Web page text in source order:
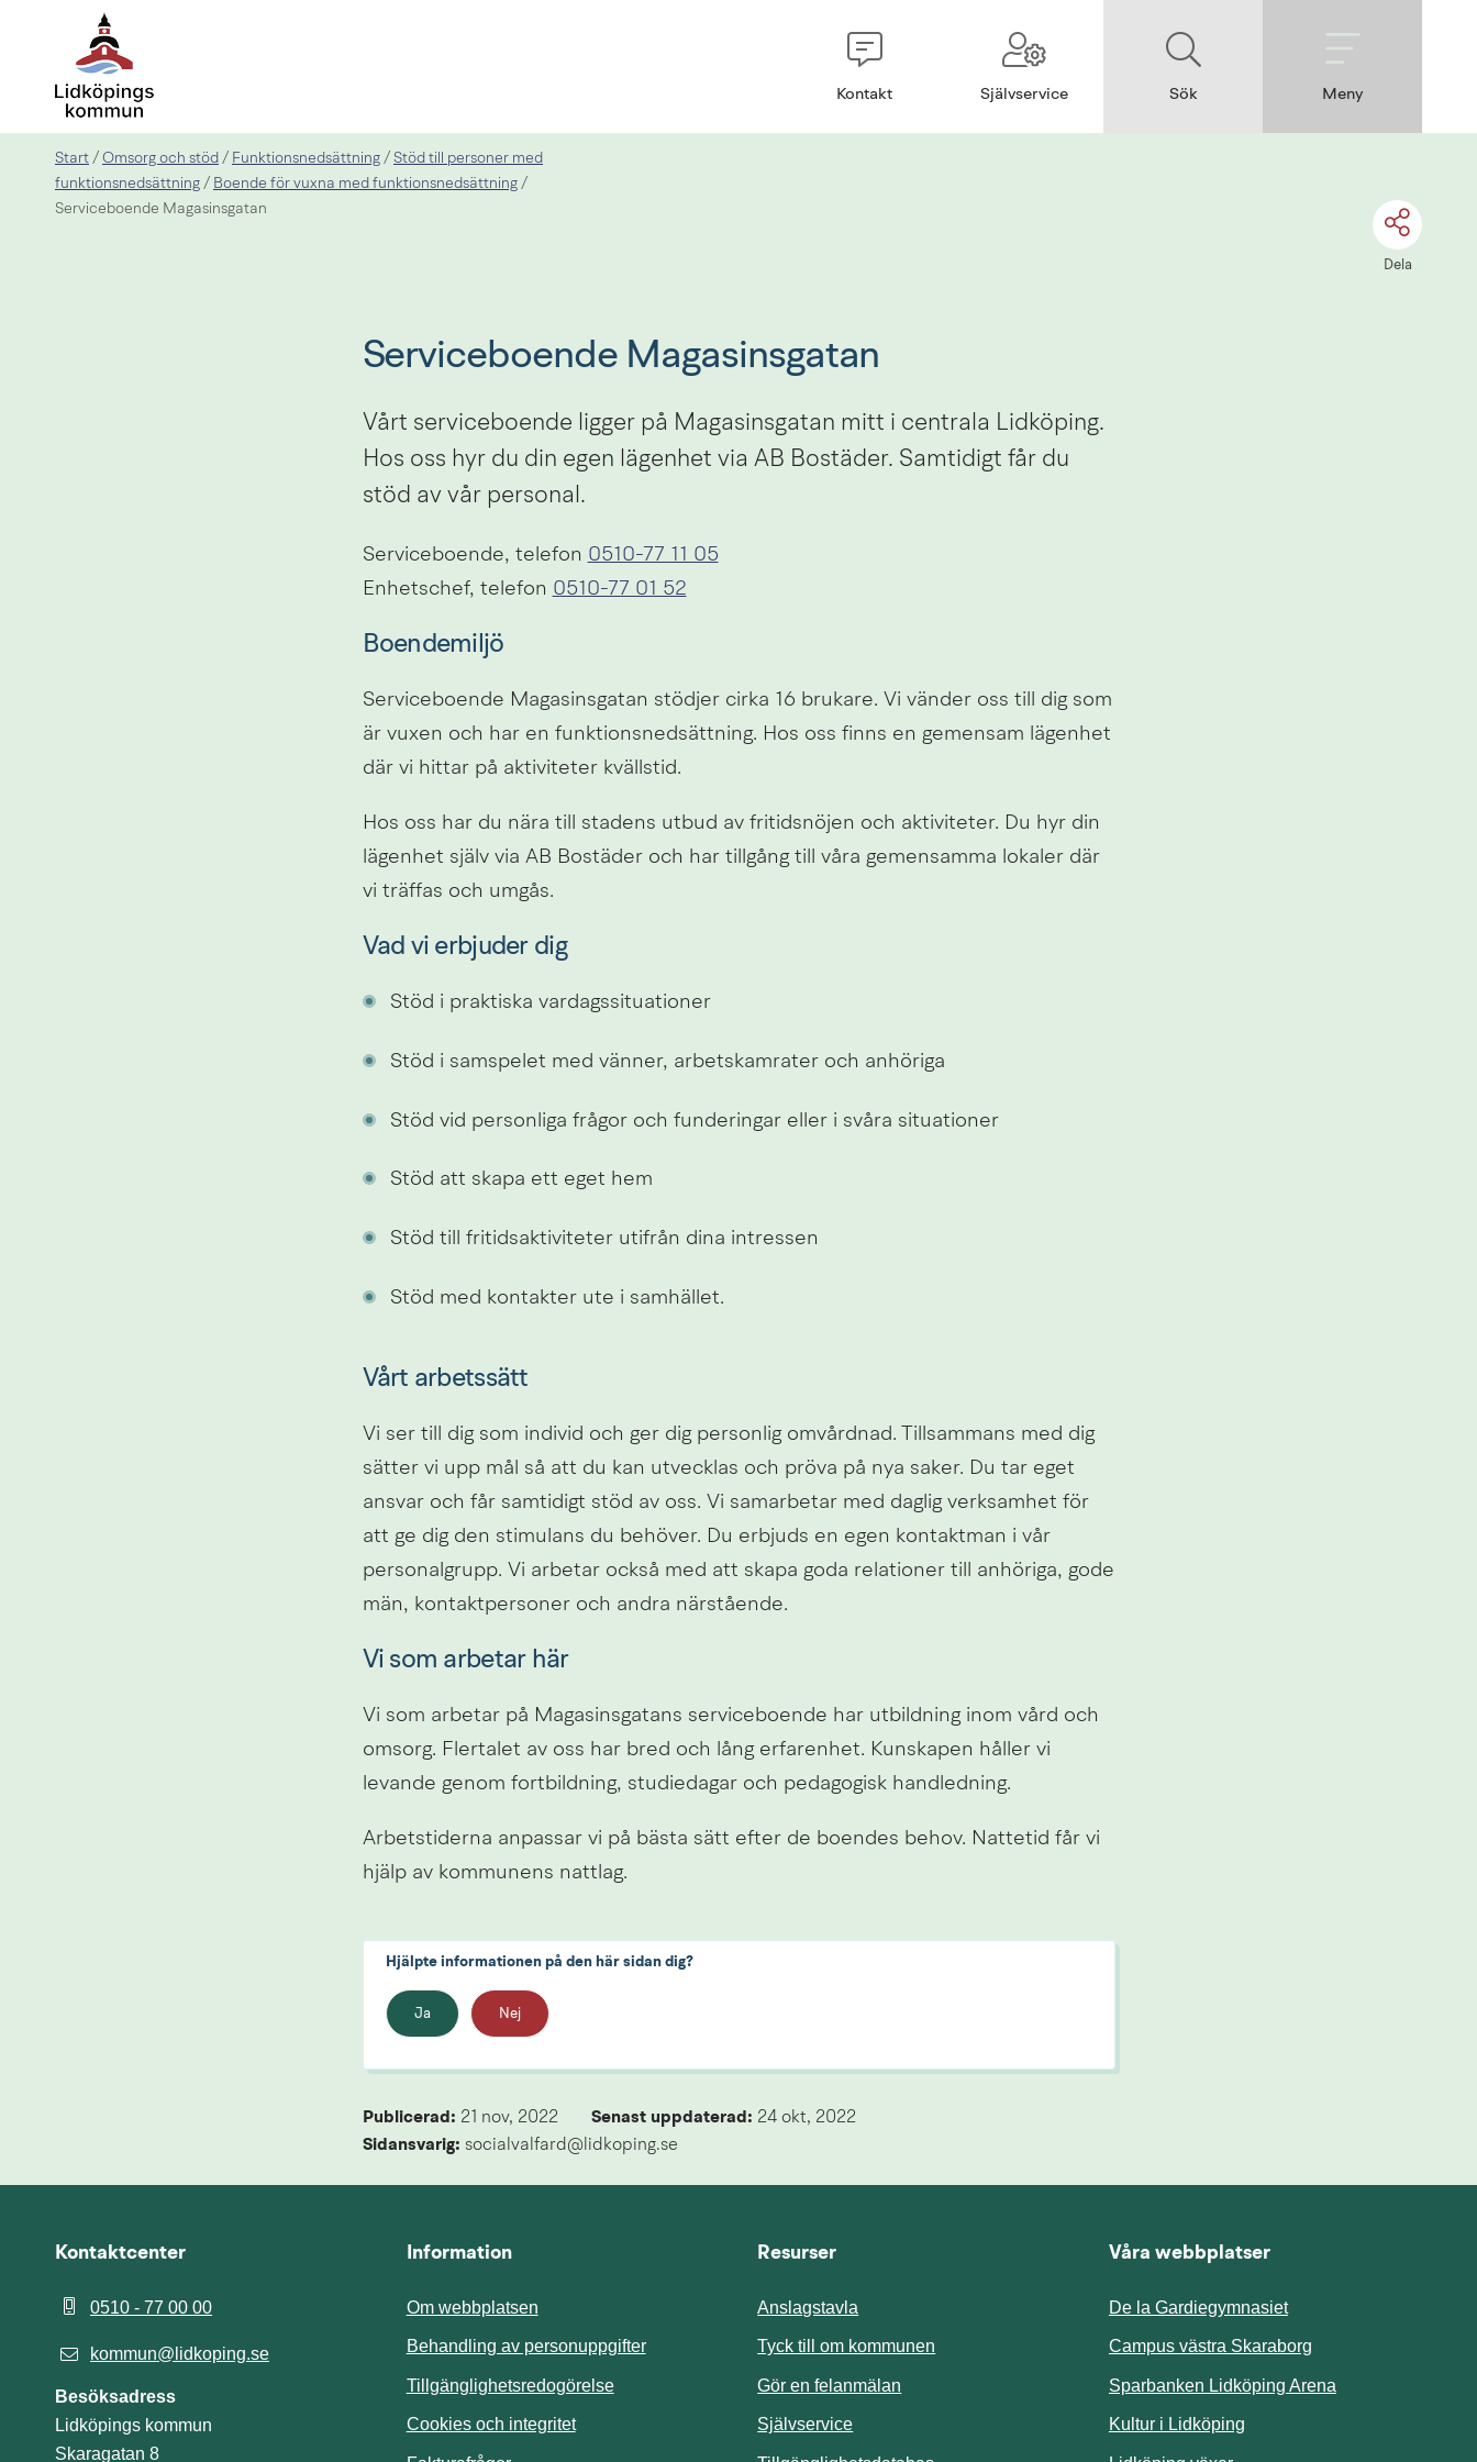
Kontakt Självservice Sök Meny
Start / Omsorg och stöd / Funktionsnedsättning / Stöd till personer med
funktionsnedsättning / Boende för vuxna med funktionsnedsättning /
Serviceboende Magasinsgatan
Dela
Serviceboende Magasinsgatan
Vårt serviceboende ligger på Magasinsgatan mitt i centrala Lidköping.
Hos oss hyr du din egen lägenhet via AB Bostäder. Samtidigt får du
stöd av vår personal.
Serviceboende, telefon 0510-77 11 05
Enhetschef, telefon 0510-77 01 52
Boendemiljö
Serviceboende Magasinsgatan stödjer cirka 16 brukare. Vi vänder oss till dig som
är vuxen och har en funktionsnedsättning. Hos oss finns en gemensam lägenhet
där vi hittar på aktiviteter kvällstid.
Hos oss har du nära till stadens utbud av fritidsnöjen och aktiviteter. Du hyr din
lägenhet själv via AB Bostäder och har tillgång till våra gemensamma lokaler där
vi träffas och umgås.
Vad vi erbjuder dig
Stöd i praktiska vardagssituationer
Stöd i samspelet med vänner, arbetskamrater och anhöriga
Stöd vid personliga frågor och funderingar eller i svåra situationer
Stöd att skapa ett eget hem
Stöd till fritidsaktiviteter utifrån dina intressen
Stöd med kontakter ute i samhället.
Vårt arbetssätt
Vi ser till dig som individ och ger dig personlig omvårdnad. Tillsammans med dig
sätter vi upp mål så att du kan utvecklas och pröva på nya saker. Du tar eget
ansvar och får samtidigt stöd av oss. Vi samarbetar med daglig verksamhet för
att ge dig den stimulans du behöver. Du erbjuds en egen kontaktman i vår
personalgrupp. Vi arbetar också med att skapa goda relationer till anhöriga, gode
män, kontaktpersoner och andra närstående.
Vi som arbetar här
Vi som arbetar på Magasinsgatans serviceboende har utbildning inom vård och
omsorg. Flertalet av oss har bred och lång erfarenhet. Kunskapen håller vi
levande genom fortbildning, studiedagar och pedagogisk handledning.
Arbetstiderna anpassar vi på bästa sätt efter de boendes behov. Nattetid får vi
hjälp av kommunens nattlag.
Hjälpte informationen på den här sidan dig?
Ja Nej
Publicerad: 21 nov, 2022 Senast uppdaterad: 24 okt, 2022
Sidansvarig: socialvalfard@lidkoping.se
Kontaktcenter
0510 - 77 00 00
kommun@lidkoping.se
Besöksadress
Lidköpings kommun
Skaragatan 8
Information
Om webbplatsen
Behandling av personuppgifter
Tillgänglighetsredogörelse
Cookies och integritet
Resurser
Anslagstavla
Tyck till om kommunen Länk till annan webbplats.
Gör en felanmälan
SjälvserviceLänk till annan webbplats.
Våra webbplatser
De la Gardiegymnasiet
Campus västra Skaraborg
Sparbanken Lidköping Arena
Kultur i Lidköping